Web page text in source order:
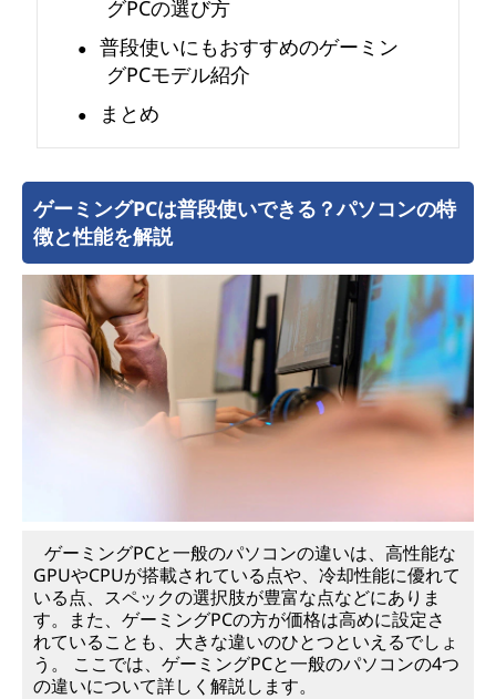
の
機
種
紹
グPCの選び方
普段使いにもおすすめのゲーミン
グPCモデル紹介
まとめ
ゲーミングPCは普段使いできる？パソコンの特
徴と性能を解説
ゲーミングPCと一般のパソコンの違いは、高性能な
GPUやCPUが搭載されている点や、冷却性能に優れて
いる点、スペックの選択肢が豊富な点などにありま
す。また、ゲーミングPCの方が価格は高めに設定さ
れていることも、大きな違いのひとつといえるでしょ
う。 ここでは、ゲーミングPCと一般のパソコンの4つ
の違いについて詳しく解説します。